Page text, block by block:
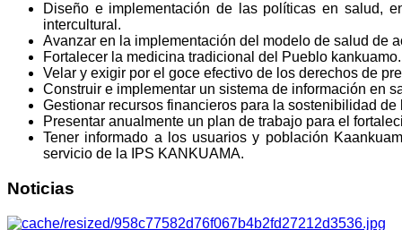
Diseño e implementación de las políticas en salud,
intercultural.
Avanzar en la implementación del modelo de salud de
Fortalecer la medicina tradicional del Pueblo kankuamo.
Velar y exigir por el goce efectivo de los derechos de
Construir e implementar un sistema de información en
Gestionar recursos financieros para la sostenibilidad
Presentar anualmente un plan de trabajo para el
Tener informado a los usuarios y población
servicio de la IPS KANKUAMA.
Noticias